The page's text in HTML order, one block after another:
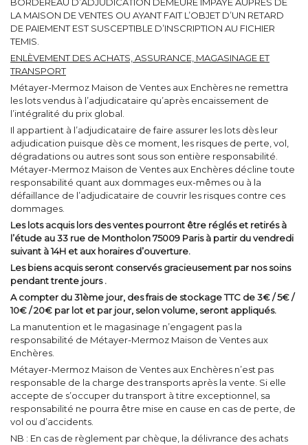
BORDEREAU D’ADJUDICATION DEMEURÉ IMPAYÉ AUPRÈS DE
LA MAISON DE VENTES OU AYANT FAIT L’OBJET D’UN RETARD
DE PAIEMENT EST SUSCEPTIBLE D’INSCRIPTION AU FICHIER
TEMIS.
ENLÈVEMENT DES ACHATS, ASSURANCE, MAGASINAGE ET
TRANSPORT
Métayer-Mermoz Maison de Ventes aux Enchères ne remettra
les lots vendus à l’adjudicataire qu’après encaissement de
l’intégralité du prix global.
Il appartient à l’adjudicataire de faire assurer les lots dès leur
adjudication puisque dès ce moment, les risques de perte, vol,
dégradations ou autres sont sous son entière responsabilité.
Métayer-Mermoz Maison de Ventes aux Enchères décline toute
responsabilité quant aux dommages eux-mêmes ou à la
défaillance de l’adjudicataire de couvrir les risques contre ces
dommages.
Les lots acquis lors des ventes pourront être réglés et retirés à
l’étude au 33 rue de Montholon 75009 Paris à partir du vendredi
suivant à 14H et aux horaires d’ouverture.
Les biens acquis seront conservés gracieusement par nos soins
pendant trente jours .
A compter du 31ème jour, des frais de stockage TTC de 3€ / 5€ /
10€ / 20€ par lot et par jour, selon volume, seront appliqués.
La manutention et le magasinage n’engagent pas la
responsabilité de Métayer-Mermoz Maison de Ventes aux
Enchères.
Métayer-Mermoz Maison de Ventes aux Enchères n’est pas
responsable de la charge des transports après la vente. Si elle
accepte de s’occuper du transport à titre exceptionnel, sa
responsabilité ne pourra être mise en cause en cas de perte, de
vol ou d’accidents.
NB : En cas de règlement par chèque, la délivrance des achats